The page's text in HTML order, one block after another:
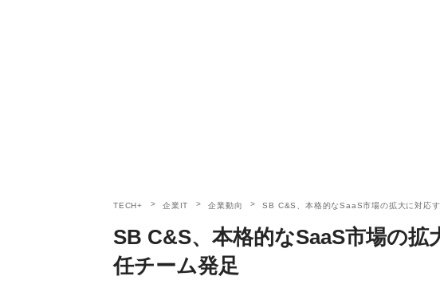
TECH+ 企業IT 企業動向 SB C&S、本格的なSaaS市場の拡大に対応
SB C&S、本格的なSaaS市場の拡
任チーム発足